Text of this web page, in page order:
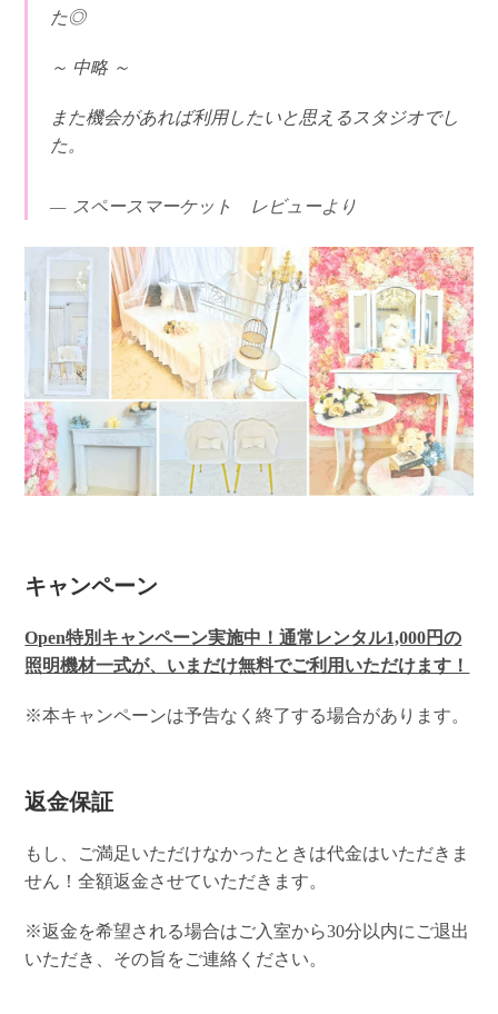
た◎
～ 中略 ～
また機会があれば利用したいと思えるスタジオでし
た。
スペースマーケット レビューより
キャンペーン
Open特別キャンペーン実施中！通常レンタル1,000円の
照明機材一式が、いまだけ無料でご利用いただけます！
※本キャンペーンは予告なく終了する場合があります。
返金保証
もし、ご満足いただけなかったときは代金はいただきま
せん！全額返金させていただきます。
※返金を希望される場合はご入室から30分以内にご退出
いただき、その旨をご連絡ください。